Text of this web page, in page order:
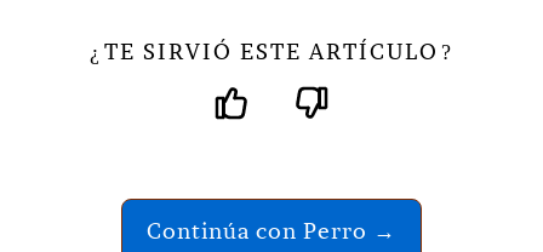
¿ TE SIRVIÓ ESTE ARTÍCULO ?
Continúa con Perro →